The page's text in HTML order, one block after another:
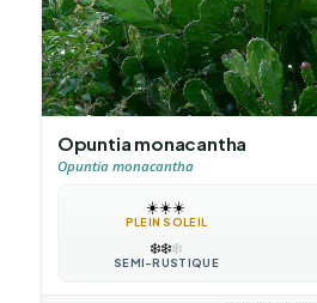
Opuntia monacantha
Opuntia monacantha
☀️☀️☀️
PLEIN SOLEIL
❄️❄️❄️
SEMI-RUSTIQUE